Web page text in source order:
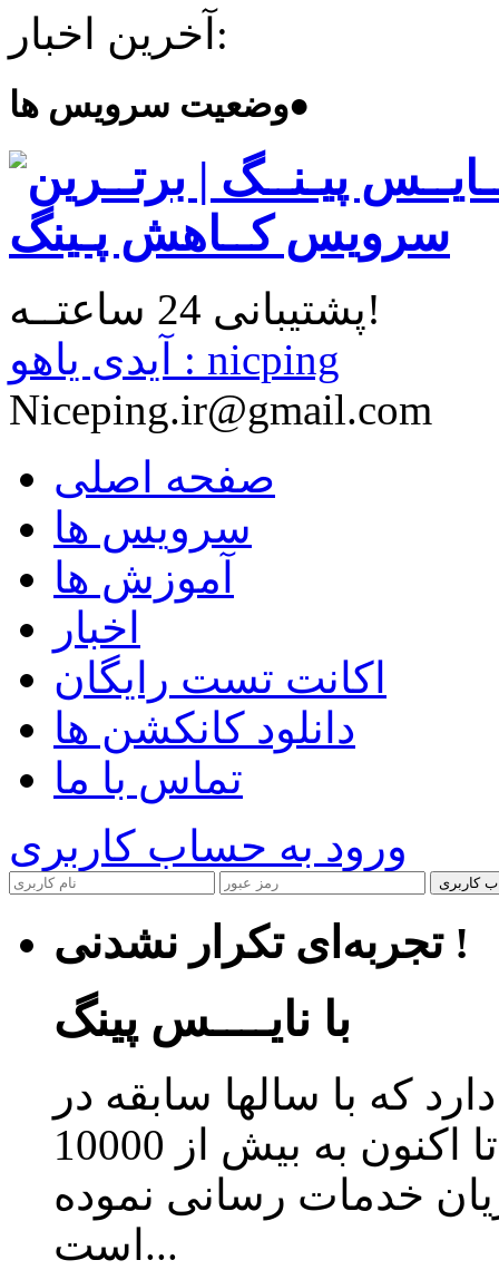
آخرین اخبار:
وضعیت سرویس ها●
پشتیبانی 24 ساعتــه!
آیدی یاهو : nicping
Niceping.ir@gmail.com
صفحه اصلی
سرویس ها
آموزش ها
اخبار
اکانت تست رایگان
دانلود کانکشن ها
تماس با ما
ورود به حساب کاربری
کاربری
تجربه‌ای تکرار نشدنی !
با نایــــس پینگ
که با سالها سابقه در
زمینه ارائه سرویس کاهش پینگ تا اکنون به بیش از 10000
خدمات رسانی نموده
است...